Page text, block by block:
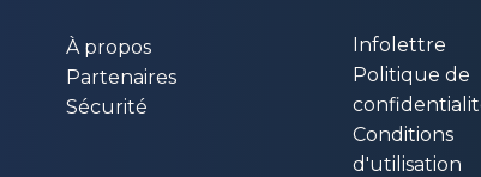
À propos
Partenaires
Sécurité
Infolettre
Politique de
Conditions
d'utilisation